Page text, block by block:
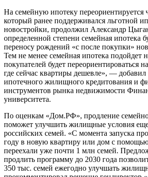
На семейную ипотеку переориентируется
который ранее поддерживался льготной
новостройки, продолжил Александр
определенной степени семейная ипотека
переносу рождений «с после покупки»
Тем не менее семейная ипотека подойдет
покупателей будет переориентироваться
где сейчас квартиры дешевле», — добавил
ипотечного жилищного кредитования и
инструментов рынка недвижимости
университета.
По оценкам «Дом.РФ», продление
поможет улучшить жилищные условия
российских семей. «С момента запуска
году в новую квартиру или дом с
переехали уже почти 1 млн семей.
продлить программу до 2030 года
350 тыс. семей ежегодно улучшать